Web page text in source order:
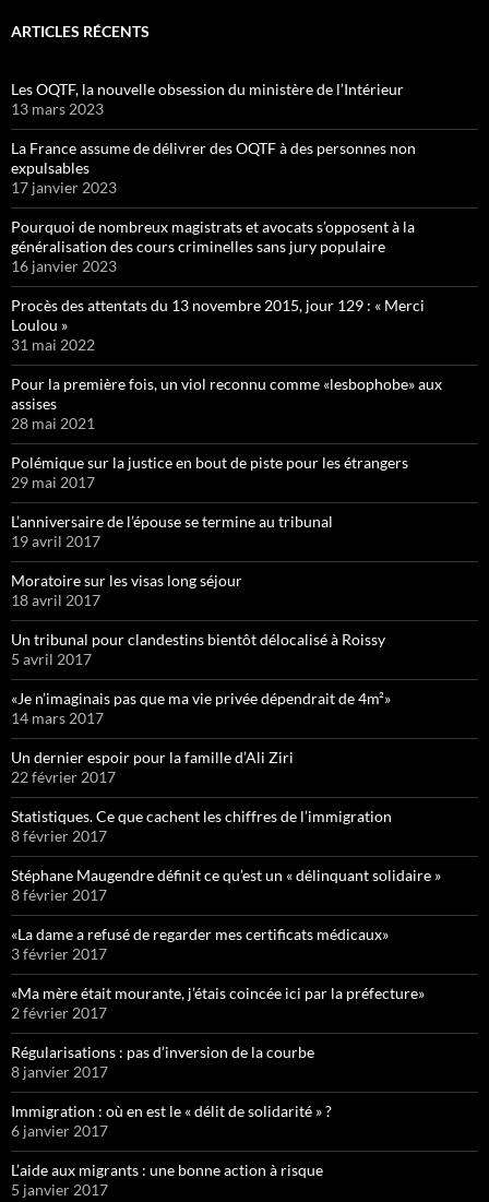
ARTICLES RÉCENTS
Les OQTF, la nouvelle obsession du ministère de l’Intérieur
13 mars 2023
La France assume de délivrer des OQTF à des personnes non
expulsables
17 janvier 2023
Pourquoi de nombreux magistrats et avocats s’opposent à la
généralisation des cours criminelles sans jury populaire
16 janvier 2023
Procès des attentats du 13 novembre 2015, jour 129 : « Merci
Loulou »
31 mai 2022
Pour la première fois, un viol reconnu comme «lesbophobe» aux
assises
28 mai 2021
Polémique sur la justice en bout de piste pour les étrangers
29 mai 2017
L’anniversaire de l’épouse se termine au tribunal
19 avril 2017
Moratoire sur les visas long séjour
18 avril 2017
Un tribunal pour clandestins bientôt délocalisé à Roissy
5 avril 2017
«Je n’imaginais pas que ma vie privée dépendrait de 4m²»
14 mars 2017
Un dernier espoir pour la famille d’Ali Ziri
22 février 2017
Statistiques. Ce que cachent les chiffres de l’immigration
8 février 2017
Stéphane Maugendre définit ce qu’est un « délinquant solidaire »
8 février 2017
«La dame a refusé de regarder mes certificats médicaux»
3 février 2017
«Ma mère était mourante, j’étais coincée ici par la préfecture»
2 février 2017
Régularisations : pas d’inversion de la courbe
8 janvier 2017
Immigration : où en est le « délit de solidarité » ?
6 janvier 2017
L’aide aux migrants : une bonne action à risque
5 janvier 2017